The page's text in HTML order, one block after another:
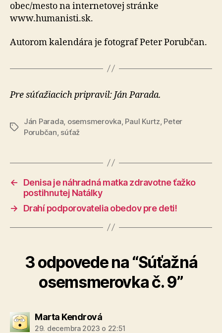
obec/mesto na internetovej stránke
www.humanisti.sk.
Autorom kalendára je fotograf Peter Porubčan.
Pre súťažiacich pripravil: Ján Parada.
Značky
Ján Parada osemsmerovka Paul Kurtz Peter
Porubčan súťaž
←
Denisa je náhradná matka zdravotne ťažko
postihnutej Natálky
→
Drahí podporovatelia obedov pre deti!
3 odpovede na “Súťažná
osemsmerovka č. 9”
Marta Kendrováhovorí:
29. decembra 2023 o 22:51